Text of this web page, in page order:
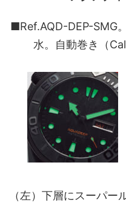
■Ref.AQD-DEP-SMG
水。自動巻き（
（左）下層にスーパー